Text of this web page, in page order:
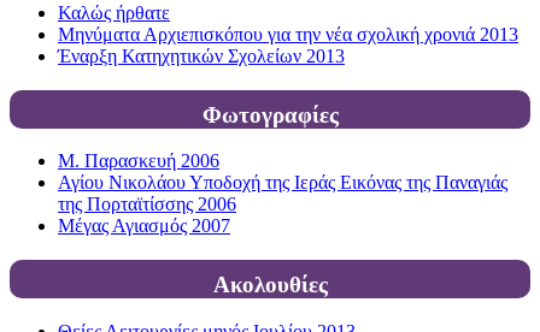
Καλώς ήρθατε
Μηνύματα Αρχιεπισκόπου για την νέα σχολική χρονιά 2013
Έναρξη Κατηχητικών Σχολείων 2013
Φωτογραφίες
Μ. Παρασκευή 2006
Αγίου Νικολάου Υποδοχή της Ιεράς Εικόνας της Παναγιάς
της Πορταϊτίσσης 2006
Μέγας Αγιασμός 2007
Ακολουθίες